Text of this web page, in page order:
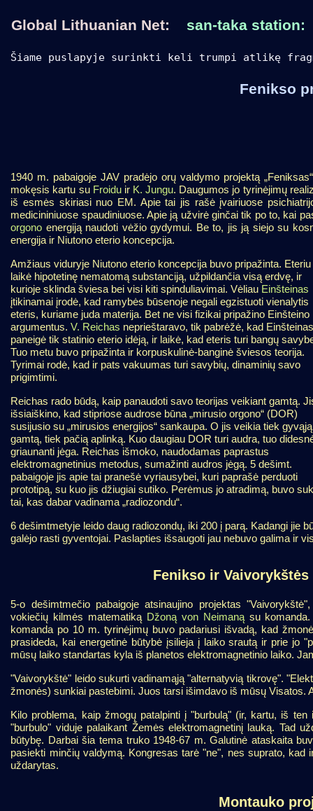
Global Lithuanian Net: san-taka station:
Šiame puslapyje surinkti keli trumpi atlikę
Fenikso
1940 m. pabaigoje JAV pradėjo orų valdymo projektą
mokęsis kartu su Froiduir K. Jungu. Daugumos jo tyrinėjimų
iš esmės skiriasi nuo EM. Apie tai jis rašė įvairiuose
medicininiuose spaudiniuose. Apie ją užvirė ginčai tik po to, kai
orgono energiją naudoti vėžio gydymui. Be to, jis ją siejo su
energija ir Niutono eterio koncepcija.
Amžiaus viduryje Niutono eterio koncepcija buvo pripažinta. Eteriu
laikė hipotetinę nematomą substanciją, užpildančia visą erdvę, ir
kurioje sklinda šviesa bei visi kiti spinduliavimai. Vėliau Einšteinas
įtikinamai įrodė, kad ramybės būsenoje negali egzistuoti vienalytis
eteris, kuriame juda materija. Bet ne visi fizikai pripažino Einšteino
argumentus.V. Reichas neprieštaravo, tik pabrėžė, kad
paneigė tik statinio eterio idėją, ir laikė, kad eteris turi bangų
Tuo metu buvo pripažinta ir korpuskulinė-banginė šviesos teorija.
Tyrimai rodė, kad ir pats vakuumas turi savybių, dinaminių savo
prigimtimi.
Reichas rado būdą, kaip panaudoti savo teorijas veikiant gamtą.
išsiaiškino, kad stipriose audrose būna „mirusio orgono“ (DOR)
susijusio su „mirusios energijos“ sankaupa. O jis veikia tiek gyvąją
gamtą, tiek pačią aplinką. Kuo daugiau DOR turi audra, tuo
griaunanti jėga. Reichas išmoko, naudodamas paprastus
elektromagnetinius metodus, sumažinti audros jėgą. 5 dešimt.
pabaigoje jis apie tai pranešė vyriausybei, kuri paprašė perduoti
prototipą, su kuo jis džiugiai sutiko. Perėmus jo atradimą, buvo
tai, kas dabar vadinama „radiozondu“.
6 dešimtmetyje leido daug radiozondų, iki 200 į parą. Kadangi jie
galėjo rasti gyventojai. Paslapties išsaugoti jau nebuvo galima ir
Fenikso ir
5-o dešimtmečio pabaigoje atsinaujino projektas
vokiečių kilmės matematiką Džoną von Neimanąsu komanda.
komanda po 10 m. tyrinėjimų buvo padariusi išvadą, kad
prasideda, kai energetinė būtybė įsilieja į laiko srautą ir prie jo
mūsų laiko standartas kyla iš planetos elektromagnetinio laiko.
"Vaivorykštė" leido sukurti vadinamąją "alternatyvią tikrovę".
žmonės) sunkiai pastebimi. Juos tarsi išimdavo iš mūsų Visatos.
Kilo problema, kaip žmogų patalpinti į "burbulą" (ir, kartu, iš
"burbulo" viduje palaikant Žemės elektromagnetinį lauką. Tad
būtybę. Darbai šia tema truko 1948-67 m. Galutinė ataskaita
pasiekti minčių valdymą. Kongresas tarė "ne", nes suprato,
uždarytas.
Montauko